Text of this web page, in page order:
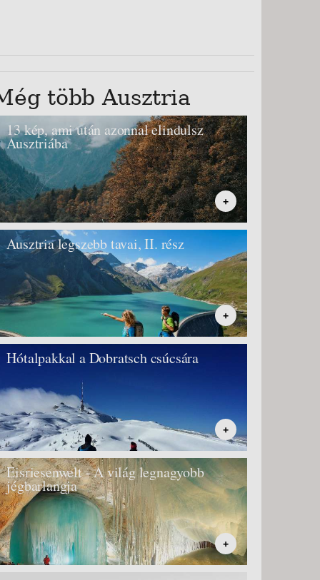
több Ausztria
13 kép, ami után azonnal elindulsz
Ausztriába
+
Ausztria legszebb tavai, II. rész
+
Hótalpakkal a Dobratsch csúcsára
+
Eisriesenwelt - A világ legnagyobb
jégbarlangja
+
Isztambul, Ankara, Kappadókia, Antalya